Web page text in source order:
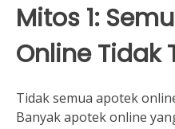
Mitos 1:
Online Tidak
Tidak semua apotek
Banyak apotek online